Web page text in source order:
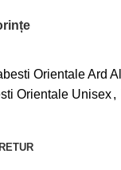
Orientale Ard
Orientale Unisex,